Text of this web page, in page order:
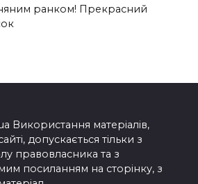
ранком! Прекрасний
Використання матеріалів,
допускається тільки з
правовласника та з
посиланням на сторінку, з